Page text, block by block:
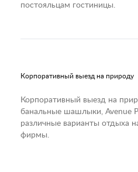
постояльцам гостиницы.
Корпоративный выезд на природу
Корпоративный выезд на
банальные шашлыки, Avenue
различные варианты отдыха
фирмы.